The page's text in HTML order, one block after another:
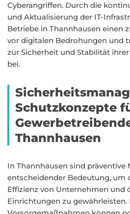
Cyberangriffen. Durch die
und Aktualisierung der IT-
Betriebe in Thannhausen einen
vor digitalen Bedrohungen und
zur Sicherheit und Stabilität
bei.
Schutzkonzepte
Thannhausen
In Thannhausen sind präventive
entscheidender Bedeutung, um
Effizienz von Unternehmen und
Einrichtungen zu gewährleisten.